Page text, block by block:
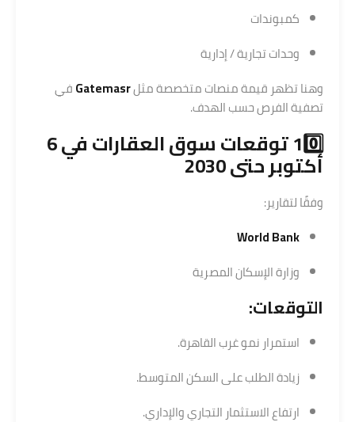
كمبوندات
وحدات تجارية / إدارية
وهنا تظهر قيمة منصات متخصصة مثلGatemasrفي
تصفية الفرص حسب الهدف.
10️⃣ توقعات سوق العقارات في 6
أكتوبر حتى 2030
وفقًا لتقارير:
World Bank
وزارة الإسكان المصرية
التوقعات:
استمرار نمو غرب القاهرة.
زيادة الطلب على السكن المتوسط.
ارتفاع الاستثمار التجاري والإداري.